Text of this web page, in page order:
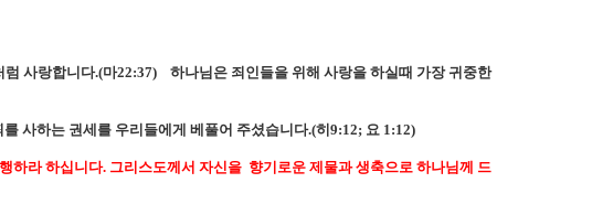
럼 사랑합니다.(마22:37)
하나님은 죄인들을 위해 사랑을 하실때 가장 귀중한
사하는 권세를 우리들에게 베풀어 주셨습니다.(히 9:12; 요 1:12)
하라 하십니다. 그리스도께서 자신을 향기로운 제물과 생축으로 하나님께 드